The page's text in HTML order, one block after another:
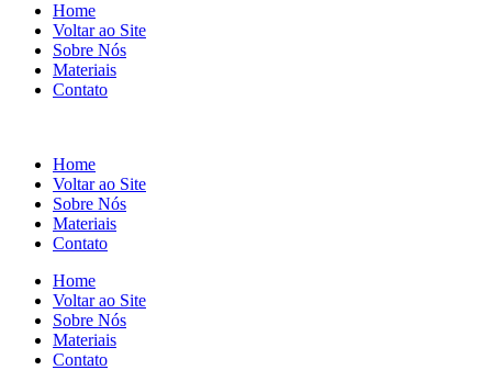
Home
Voltar ao Site
Sobre Nós
Materiais
Contato
Home
Voltar ao Site
Sobre Nós
Materiais
Contato
Home
Voltar ao Site
Sobre Nós
Materiais
Contato